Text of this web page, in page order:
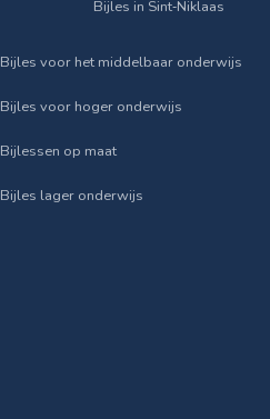
Bijles in Sint‑Niklaas
Bijles voor het middelbaar onderwijs
Bijles voor hoger onderwijs
Bijlessen op maat
Bijles lager onderwijs